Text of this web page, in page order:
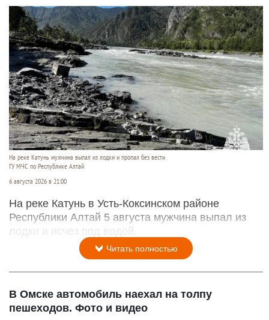
На реке Катунь мужчина выпал из лодки и пропал без вести
ГУ МЧС по Республике Алтай
6 августа 2026 в 21:00
На реке Катунь в Усть-Коксинском районе
Республики Алтай 5 августа мужчина выпал из
лодки и исчез под водой.
Читать полностью
В Омске автомобиль наехал на толпу
пешеходов. Фото и видео